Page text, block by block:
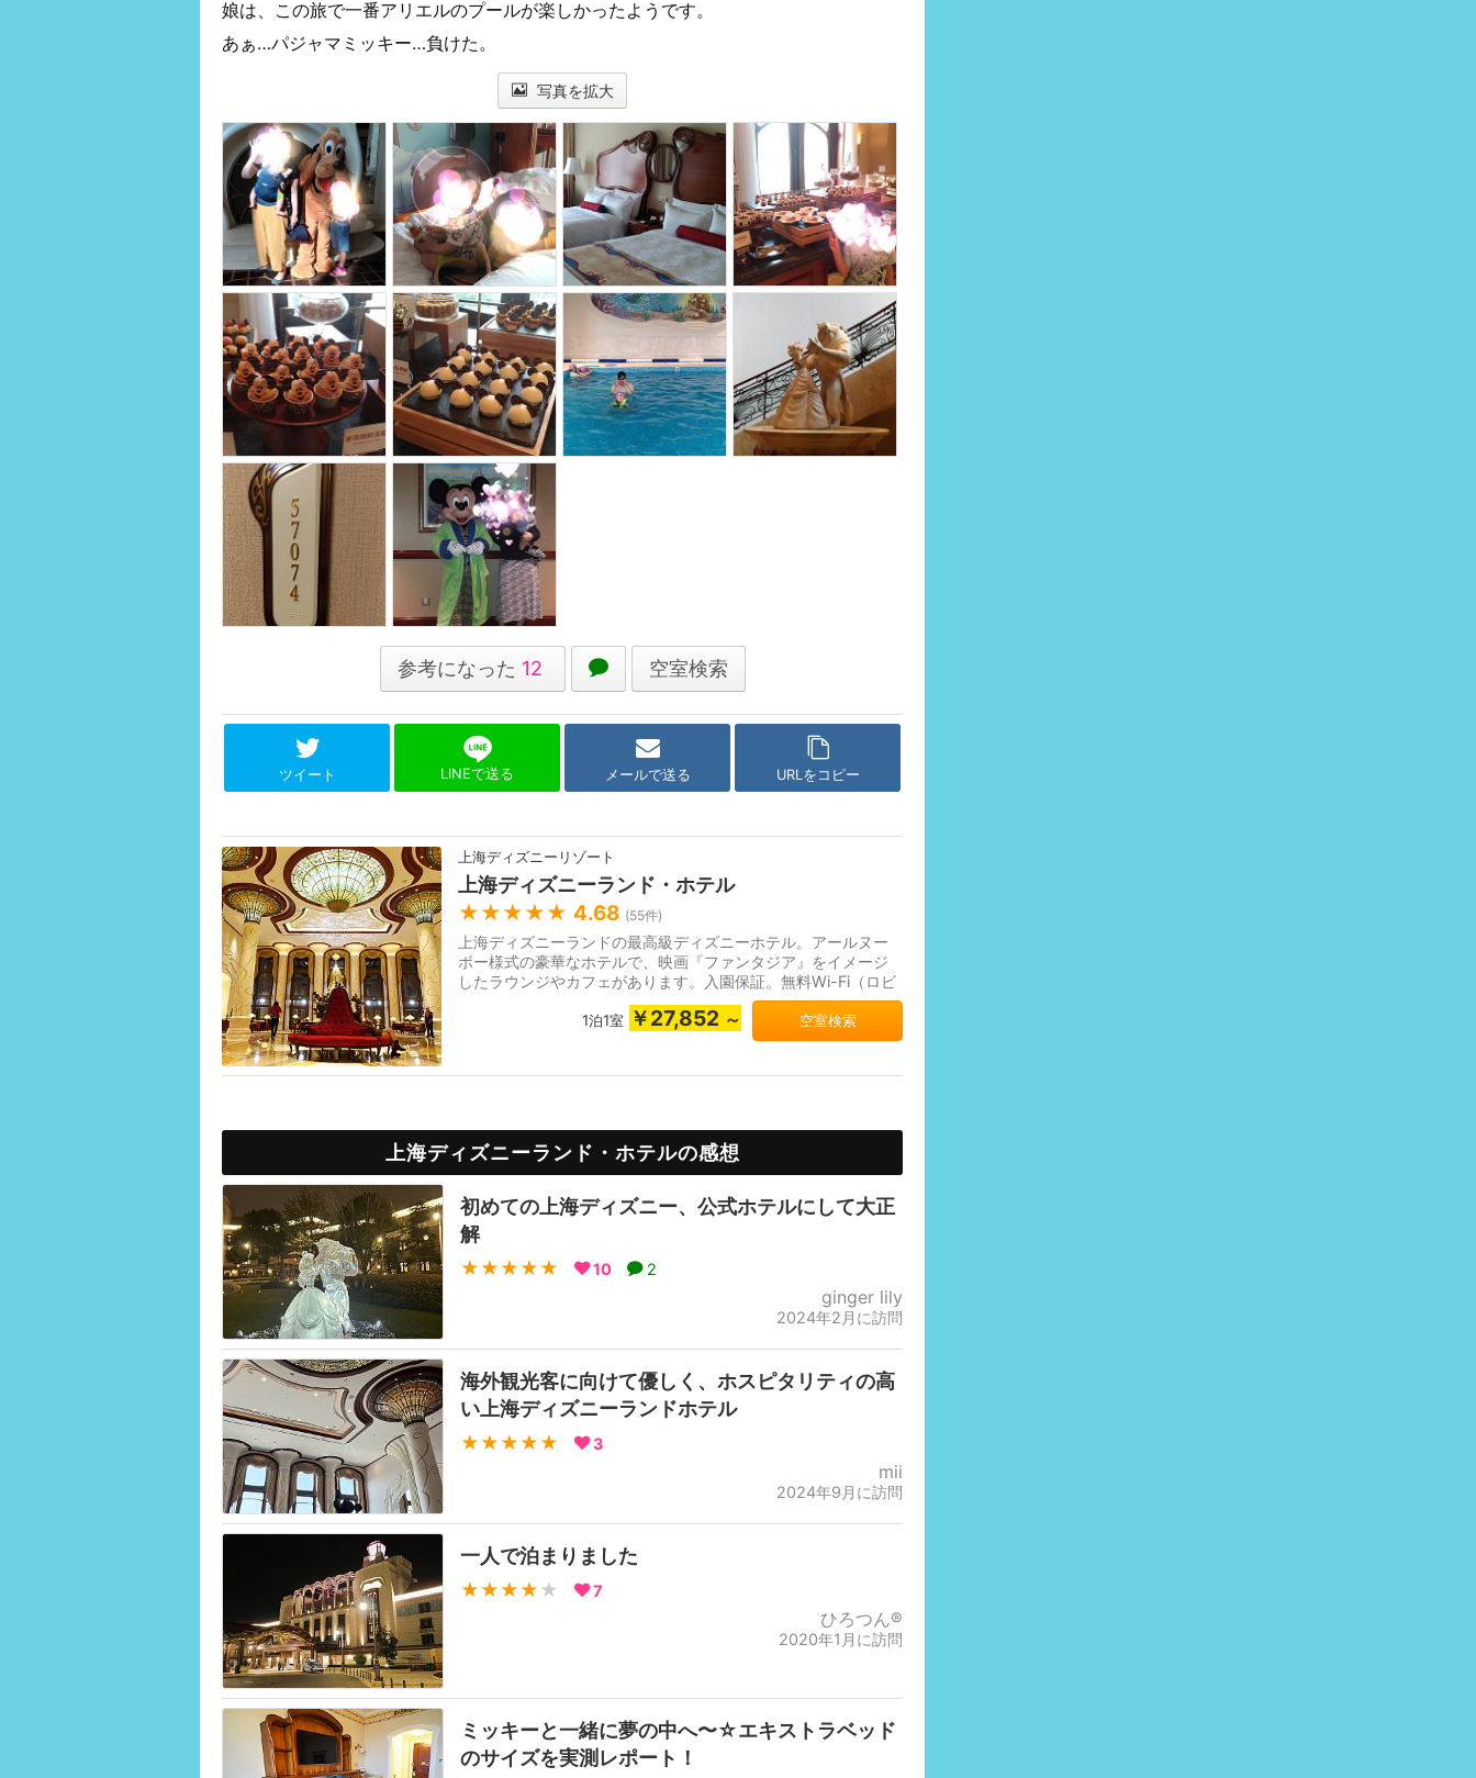
娘は、この旅で一番アリエルのプールが楽しかったようです。
あぁ…パジャマミッキー…負けた。
写真を拡大
参考になった 12 空室検索
ツイート LINEで送る メールで送る URLをコピー
上海ディズニーリゾート
上海ディズニーランド・ホテル
★★★★★ 4.68 (55件)
上海ディズニーランドの最高級ディズニーホテル。アールヌー
ボー様式の豪華なホテルで、映画『ファンタジア』をイメージ
したラウンジやカフェがあります。入園保証。無料Wi-Fi（ロビ
ーと客室）、パークまでの無料...
1泊1室 ￥27,852 ～ 空室検索
上海ディズニーランド・ホテルの感想
初めての上海ディズニー、公式ホテルにして大正
解
★★★★★ 10 2
ginger lily
2024年2月に訪問
海外観光客に向けて優しく、ホスピタリティの高
い上海ディズニーランドホテル
★★★★★ 3
mii
2024年9月に訪問
一人で泊まりました
★★★★ ★ 7
ひろつん®
2020年1月に訪問
ミッキーと一緒に夢の中へ〜☆エキストラベッド
のサイズを実測レポート！